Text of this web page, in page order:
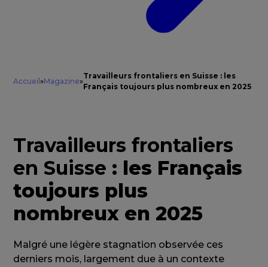
Accueil»Magazine»
Travailleurs frontaliers en Suisse : les
Français toujours plus nombreux en 2025
Travailleurs frontaliers
en Suisse : les Français
toujours plus
nombreux en 2025
Malgré une légère stagnation observée ces
derniers mois, largement due à un contexte